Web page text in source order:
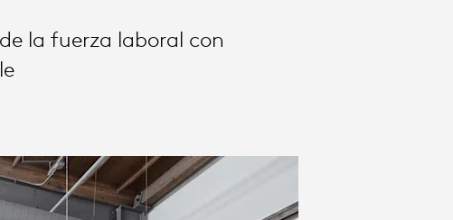
la fuerza laboral con